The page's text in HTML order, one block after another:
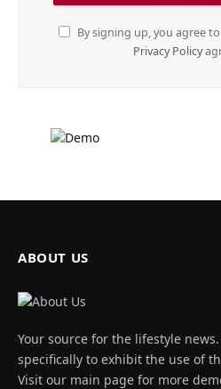
By signing up, you agree
Privacy Policy
ABOUT US
Your source for the lifestyle
specifically to exhibit the use of
Visit our main page for more